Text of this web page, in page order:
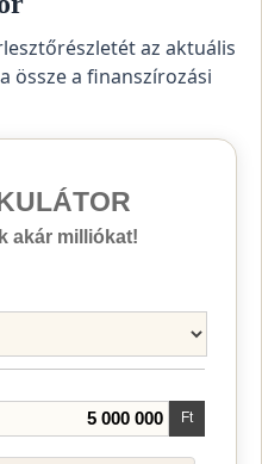
az aktuális
össze a finanszírozási